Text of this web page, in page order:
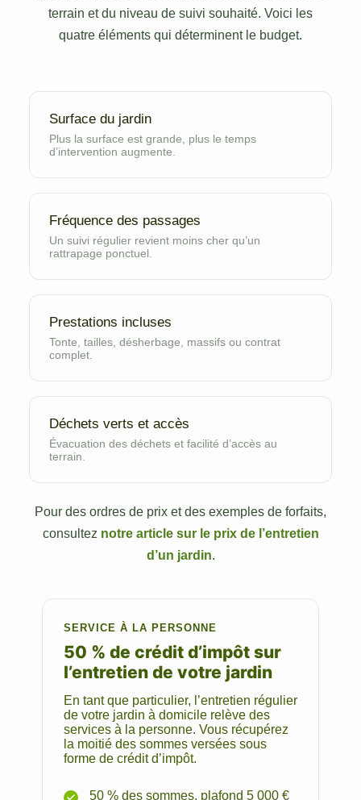
terrain et du niveau de suivi souhaité. Voici les
quatre éléments qui déterminent le budget.
Surface du jardin
Plus la surface est grande, plus le temps
d’intervention augmente.
Fréquence des passages
Un suivi régulier revient moins cher qu’un
rattrapage ponctuel.
Prestations incluses
Tonte, tailles, désherbage, massifs ou contrat
complet.
Déchets verts et accès
Évacuation des déchets et facilité d’accès au
terrain.
Pour des ordres de prix et des exemples de forfaits,
consultez notre article sur le prix de l’entretien
d’un jardin.
SERVICE À LA PERSONNE
50 % de crédit d’impôt sur
l’entretien de votre jardin
En tant que particulier, l’entretien régulier
de votre jardin à domicile relève des
services à la personne. Vous récupérez
la moitié des sommes versées sous
forme de crédit d’impôt.
50 % des sommes, plafond 5 000 €